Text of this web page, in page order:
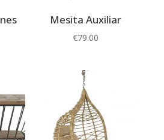
Mesita Auxiliar
€79.00